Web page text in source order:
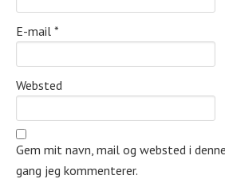
E-mail *
Websted
Gem mit navn, mail og websted i
gang jeg kommenterer.